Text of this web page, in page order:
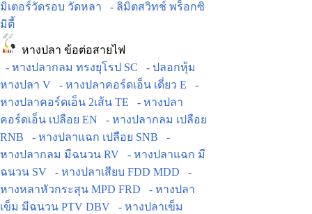
มิเตอร์วัดรอบ วัดหลา
- ลิมิตสวิทช์ พร็อกซิ
มิตี้
หางปลา ข้อต่อสายไฟ
- หางปลากลม ทรงยุโรป SC
- ปลอกหุ้ม
หางปลา V
- หางปลาคอร์ดเอ็น เดี่ยว E
-
หางปลาคอร์ดเอ็น 2เส้น TE
- หางปลา
คอร์ดเอ็น เปลือย EN
- หางปลากลม เปลือย
RNB
- หางปลาแฉก เปลือย SNB
-
หางปลากลม มีฉนวน RV
- หางปลาแฉก มี
ฉนวน SV
- หางปลาเสียบ FDD MDD
-
หางหลาหัวกระสุน MPD FRD
- หางปลา
เข็ม มีฉนวน PTV DBV
- หางปลาเข็ม